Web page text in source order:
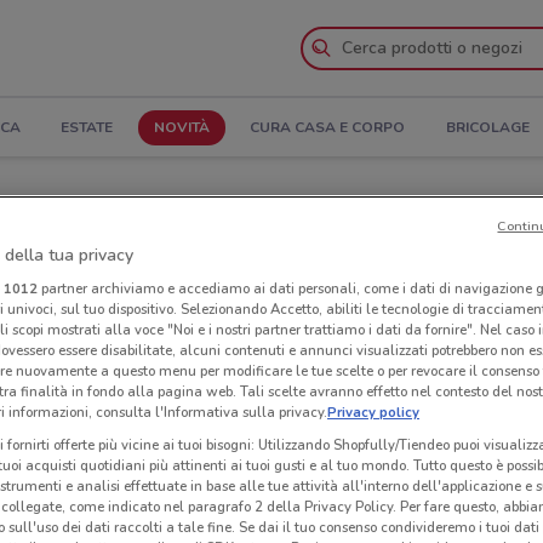
ESTATE NOVITÀ CURA CASA E CORPO BRICOLAGE
e Indirizzi
a Pescara
della tua privacy
1012partner archiviamo e accediamo ai dati personali, come i dati di navigazione
sul tuo dispositivo. Selezionando Accetto, abiliti le tecnologie di
scopi mostrati alla voce "Noi e i nostri partner trattiamo i dati da fornire". Nel caso
essere disabilitate, alcuni contenuti e annunci visualizzati potrebbero non
nuovamente a questo menu per modificare le tue scelte o per revocare il
finalità in fondo alla pagina web. Tali scelte avranno effetto nel contesto del
informazioni, consulta l'Informativa sulla privacy.Privacy policy
fornirti offerte più vicine ai tuoi bisogni: Utilizzando Shopfully/Tiendeo puoi
acquisti quotidiani più attinenti ai tuoi gusti e al tuo mondo. Tutto questo è
e analisi effettuate in base alle tue attività all'interno dell'applicazione e
come indicato nel paragrafo 2 della Privacy Policy. Per fare questo,
sull'uso dei dati raccolti a tale fine. Se dai il tuo consenso condivideremo i tuoi dati